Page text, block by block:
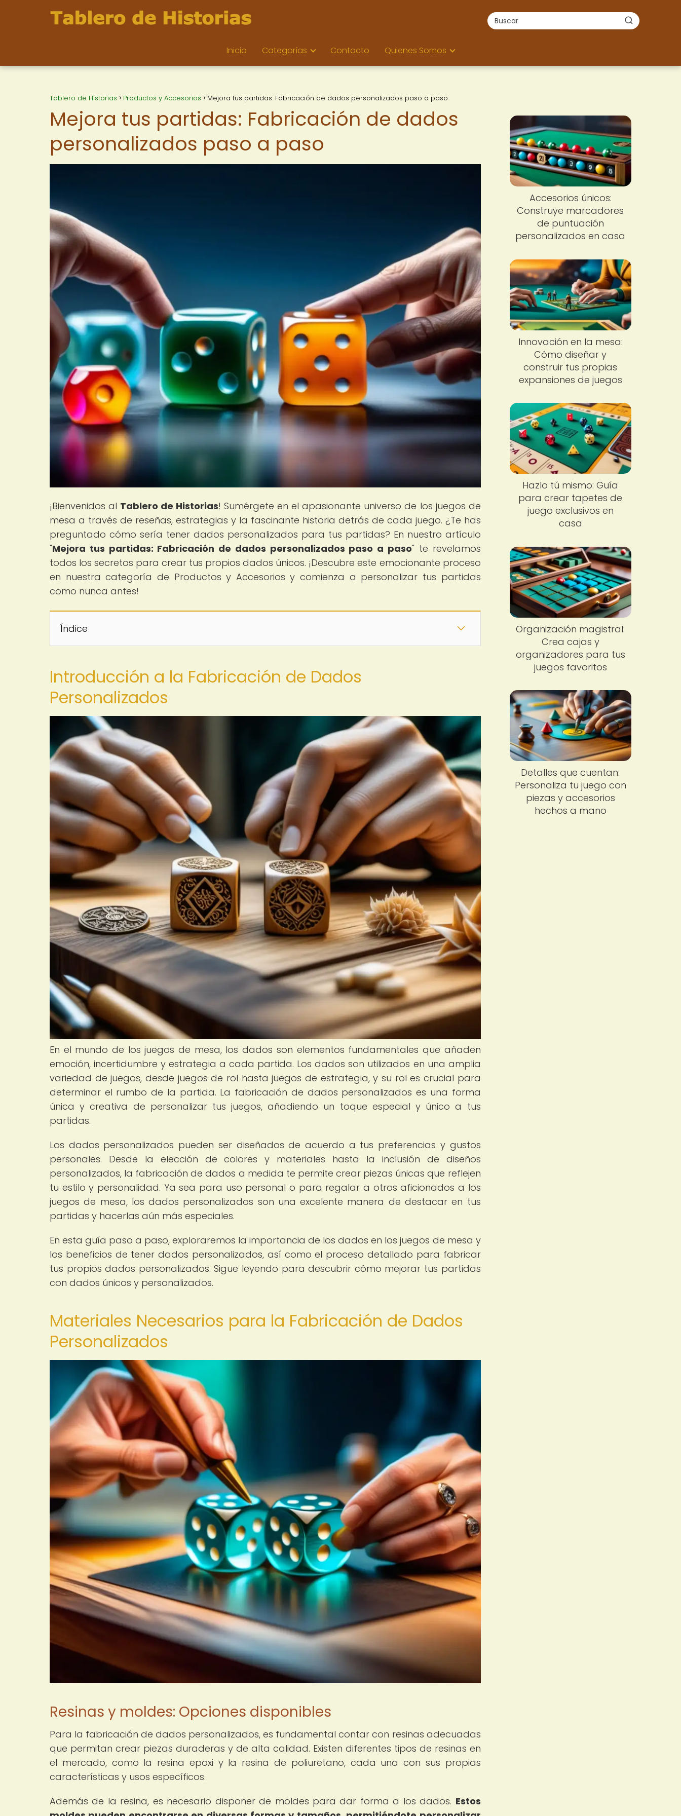
Inicio Categorías Contacto Quienes Somos
Tablero de Historias Productos y Accesorios Mejora tus partidas: Fabricación de dados personalizados paso a paso
Mejora tus partidas: Fabricación de dados
personalizados paso a paso
¡Bienvenidos al Tablero de Historias! Sumérgete en el apasionante universo de los juegos de
mesa a través de reseñas, estrategias y la fascinante historia detrás de cada juego. ¿Te has
preguntado cómo sería tener dados personalizados para tus partidas? En nuestro artículo
"Mejora tus partidas: Fabricación de dados personalizados paso a paso" te revelamos
todos los secretos para crear tus propios dados únicos. ¡Descubre este emocionante proceso
en nuestra categoría de Productos y Accesorios y comienza a personalizar tus partidas
como nunca antes!
Índice
Introducción a la Fabricación de Dados
Personalizados
En el mundo de los juegos de mesa, los dados son elementos fundamentales que añaden
emoción, incertidumbre y estrategia a cada partida. Los dados son utilizados en una amplia
variedad de juegos, desde juegos de rol hasta juegos de estrategia, y su rol es crucial para
determinar el rumbo de la partida. La fabricación de dados personalizados es una forma
única y creativa de personalizar tus juegos, añadiendo un toque especial y único a tus
partidas.
Los dados personalizados pueden ser diseñados de acuerdo a tus preferencias y gustos
personales. Desde la elección de colores y materiales hasta la inclusión de diseños
personalizados, la fabricación de dados a medida te permite crear piezas únicas que reflejen
tu estilo y personalidad. Ya sea para uso personal o para regalar a otros aficionados a los
juegos de mesa, los dados personalizados son una excelente manera de destacar en tus
partidas y hacerlas aún más especiales.
En esta guía paso a paso, exploraremos la importancia de los dados en los juegos de mesa y
los beneficios de tener dados personalizados, así como el proceso detallado para fabricar
tus propios dados personalizados. Sigue leyendo para descubrir cómo mejorar tus partidas
con dados únicos y personalizados.
Materiales Necesarios para la Fabricación de Dados
Personalizados
Resinas y moldes: Opciones disponibles
Para la fabricación de dados personalizados, es fundamental contar con resinas adecuadas
que permitan crear piezas duraderas y de alta calidad. Existen diferentes tipos de resinas en
el mercado, como la resina epoxi y la resina de poliuretano, cada una con sus propias
características y usos específicos.
Además de la resina, es necesario disponer de moldes para dar forma a los dados. Estos
Accesorios únicos:
Construye marcadores
de puntuación
personalizados en casa
Innovación en la mesa:
Cómo diseñar y
construir tus propias
expansiones de juegos
Hazlo tú mismo: Guía
para crear tapetes de
juego exclusivos en
casa
Organización magistral:
Crea cajas y
organizadores para tus
juegos favoritos
Detalles que cuentan:
Personaliza tu juego con
piezas y accesorios
hechos a mano